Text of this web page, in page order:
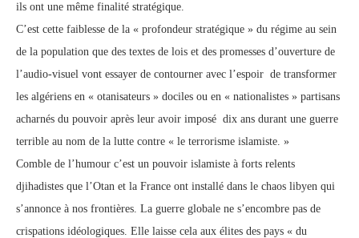
ils ont une même finalité stratégique.
C’est cette faiblesse de la « profondeur stratégique » du régime au sein
de la population que des textes de lois et des promesses d’ouverture de
l’audio-visuel vont essayer de contourner avec l’espoir de transformer
les algériens en « otanisateurs » dociles ou en « nationalistes » partisans
acharnés du pouvoir après leur avoir imposé dix ans durant une guerre
terrible au nom de la lutte contre « le terrorisme islamiste. »
Comble de l’humour c’est un pouvoir islamiste à forts relents
djihadistes que l’Otan et la France ont installé dans le chaos libyen qui
s’annonce à nos frontières. La guerre globale ne s’encombre pas de
crispations idéologiques. Elle laisse cela aux élites des pays « du